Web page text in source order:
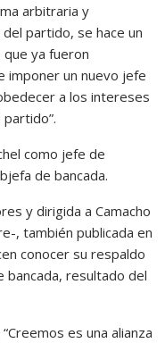
arbitraria y
partido, se hace un
ya fueron
imponer un nuevo jefe
a los intereses
como jefe de
de bancada.
y dirigida a Camacho
, también publicada en
conocer su respaldo
bancada, resultado del
es una alianza